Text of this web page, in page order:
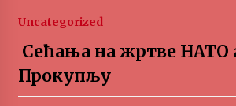
Uncategorized
Сећања на жртве НАТО
Прокупљу